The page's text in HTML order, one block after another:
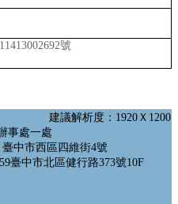
號
建議解析度：1920Ｘ1200
事處一處
臺中市西區四維街4號
臺中市北區健行路373號10F